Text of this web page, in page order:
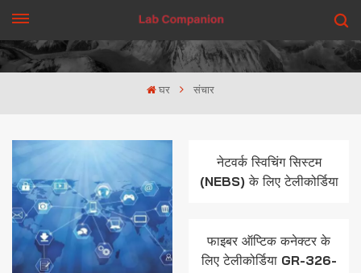
घर संचार
नेटवर्क स्विचिंग सिस्टम
(NEBS) के लिए टेलीकोर्डिया
फाइबर ऑप्टिक कनेक्टर के
लिए टेलीकोर्डिया GR-326-